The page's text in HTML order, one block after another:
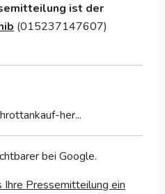
ist der
(015237147607)
her...
bei Google.
Pressemitteilung ein